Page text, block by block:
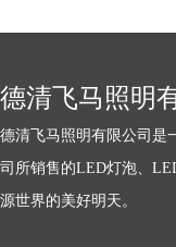
德清飞马照明
德清飞马照明有限公司是
司所销售的LED灯泡、
源世界的美好明天。